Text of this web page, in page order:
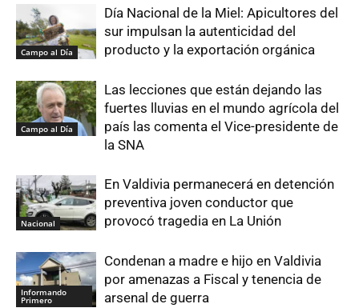
Campo al Día
Día Nacional de la Miel: Apicultores del
sur impulsan la autenticidad del
producto y la exportación orgánica
Campo al Día
Las lecciones que están dejando las
fuertes lluvias en el mundo agrícola del
país las comenta el Vice-presidente de
la SNA
Nacional
En Valdivia permanecerá en detención
preventiva joven conductor que
provocó tragedia en La Unión
Informando
Primero
Condenan a madre e hijo en Valdivia
por amenazas a Fiscal y tenencia de
arsenal de guerra